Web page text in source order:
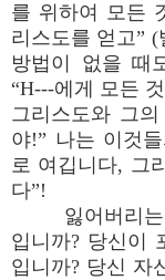
를 위하여 모든
리스도를 얻고”
방법이 없을 때
“H---에게 모든
그리스도와 그
야!” 나는 이것
로 여깁니다, 그
다”!
잃어버리
입니까? 당신이
입니까? 당신 자